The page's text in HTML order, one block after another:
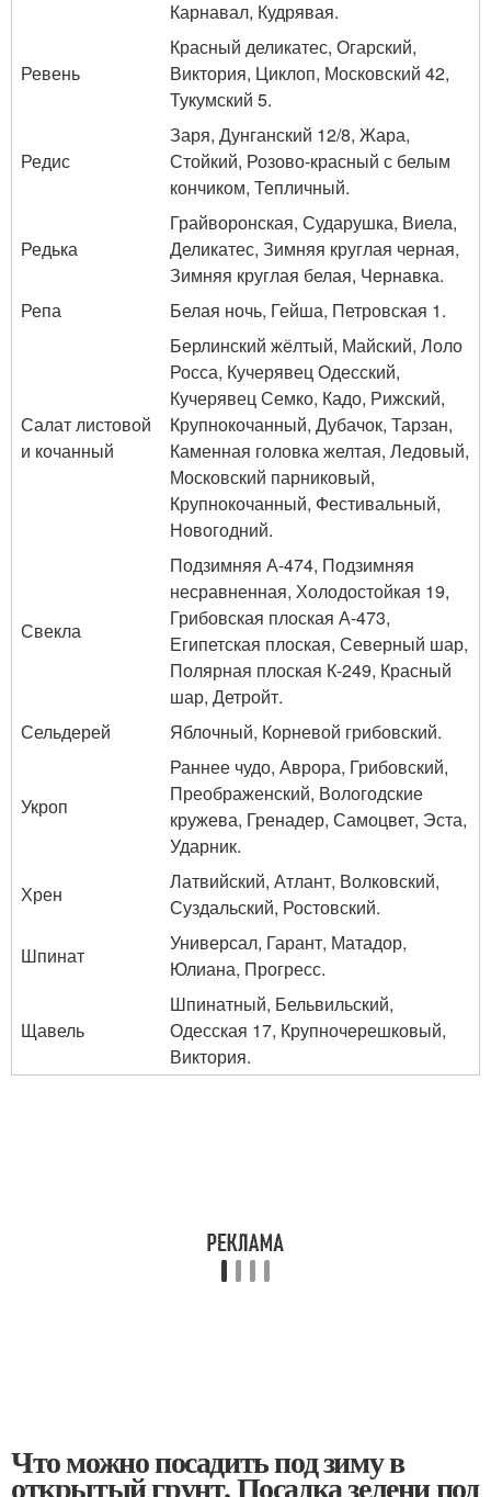
Карнавал, Кудрявая.
Ревень
Красный деликатес, Огарский,
Виктория, Циклоп, Московский 42,
Тукумский 5.
Редис
Заря, Дунганский 12/8, Жара,
Стойкий, Розово-красный с белым
кончиком, Тепличный.
Редька
Грайворонская, Сударушка, Виела,
Деликатес, Зимняя круглая черная,
Зимняя круглая белая, Чернавка.
Репа
Белая ночь, Гейша, Петровская 1.
Салат листовой
и кочанный
Берлинский жёлтый, Майский, Лоло
Росса, Кучерявец Одесский,
Кучерявец Семко, Кадо, Рижский,
Крупнокочанный, Дубачок, Тарзан,
Каменная головка желтая, Ледовый,
Московский парниковый,
Крупнокочанный, Фестивальный,
Новогодний.
Свекла
Подзимняя А-474, Подзимняя
несравненная, Холодостойкая 19,
Грибовская плоская А-473,
Египетская плоская, Северный шар,
Полярная плоская К-249, Красный
шар, Детройт.
Сельдерей
Яблочный, Корневой грибовский.
Укроп
Раннее чудо, Аврора, Грибовский,
Преображенский, Вологодские
кружева, Гренадер, Самоцвет, Эста,
Ударник.
Хрен
Латвийский, Атлант, Волковский,
Суздальский, Ростовский.
Шпинат
Универсал, Гарант, Матадор,
Юлиана, Прогресс.
Щавель
Шпинатный, Бельвильский,
Одесская 17, Крупночерешковый,
Виктория.
Что можно посадить под зиму в
открытый грунт. Посадка зелени под